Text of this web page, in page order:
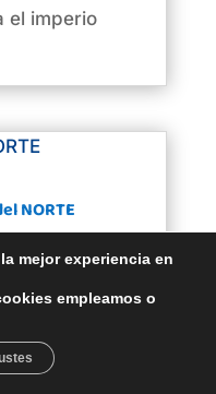
el imperio
NORTE
del norte y
para ir allí tal
post, ahora
mejor experiencia en
empleamos o